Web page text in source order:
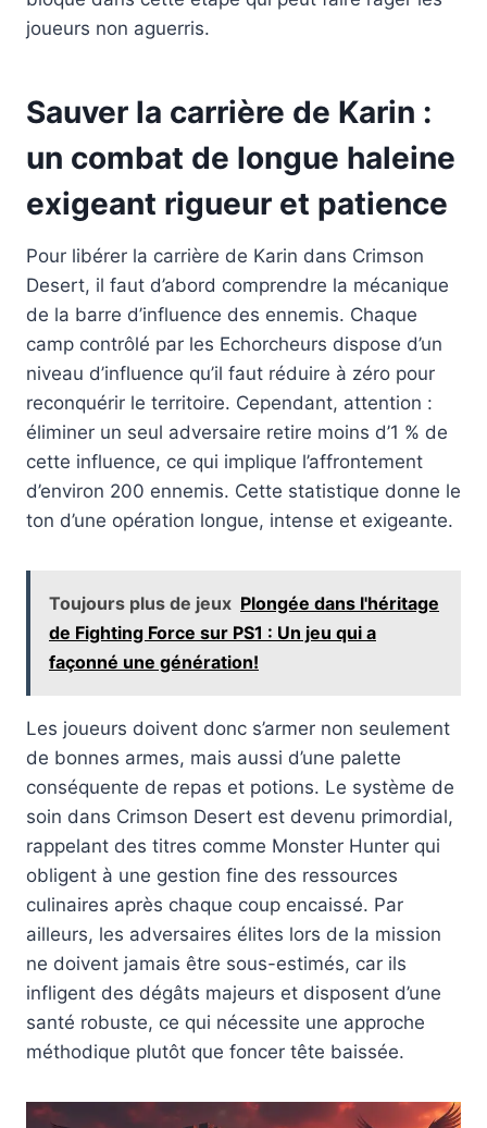
joueurs non aguerris.
Sauver la carrière de Karin :
un combat de longue haleine
exigeant rigueur et patience
Pour libérer la carrière de Karin dans Crimson
Desert, il faut d’abord comprendre la mécanique
de la barre d’influence des ennemis. Chaque
camp contrôlé par les Echorcheurs dispose d’un
niveau d’influence qu’il faut réduire à zéro pour
reconquérir le territoire. Cependant, attention :
éliminer un seul adversaire retire moins d’1 % de
cette influence, ce qui implique l’affrontement
d’environ 200 ennemis. Cette statistique donne le
ton d’une opération longue, intense et exigeante.
Toujours plus de jeux Plongée dans l'héritage
de Fighting Force sur PS1 : Un jeu qui a
façonné une génération!
Les joueurs doivent donc s’armer non seulement
de bonnes armes, mais aussi d’une palette
conséquente de repas et potions. Le système de
soin dans Crimson Desert est devenu primordial,
rappelant des titres comme Monster Hunter qui
obligent à une gestion fine des ressources
culinaires après chaque coup encaissé. Par
ailleurs, les adversaires élites lors de la mission
ne doivent jamais être sous-estimés, car ils
infligent des dégâts majeurs et disposent d’une
santé robuste, ce qui nécessite une approche
méthodique plutôt que foncer tête baissée.